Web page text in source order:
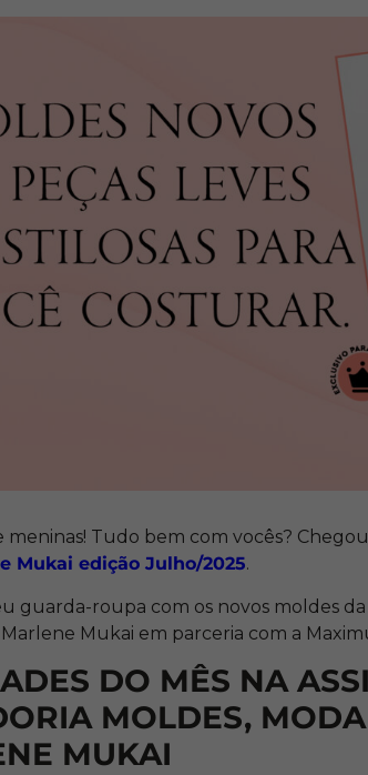
meninas! Tudo bem com vocês?
Mukai edição Julho/2025.
guarda-roupa com os novos moldes
Mukai em parceria com a
DO MÊS NA
MOLDES,
MUKAI